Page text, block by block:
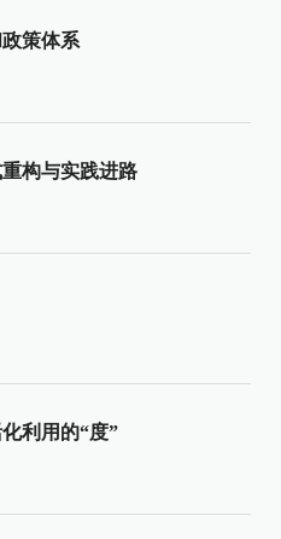
策体系
构与实践进路
利用的“度”